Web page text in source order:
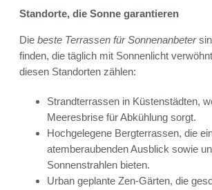
Standorte, die Sonne garantieren
Die beste Terrassen für Sonnenanbeter
finden, die täglich mit Sonnenlicht
diesen Standorten zählen:
Strandterrassen in Küstenstädten,
Meeresbrise für Abkühlung sorgt.
Hochgelegene Bergterrassen, die
atemberaubenden Ausblick sowie
Sonnenstrahlen bieten.
Urban geplante Zen-Gärten, die